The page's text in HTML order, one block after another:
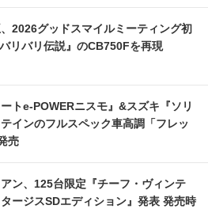
2026グッドスマイルミーティング初
リバリ伝説』のCB750Fを再現
トe-POWERニスモ』&スズキ『ソリ
インのフルスペック車高調「フレッ
売
ン、125台限定『チーフ・ヴィンテ
ージスSDエディション』発表 発売時